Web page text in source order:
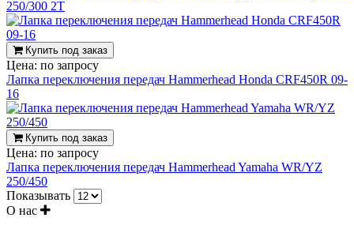
250/300 2T
Купить под заказ
Цена: по запросу
Лапка переключения передач Hammerhead Honda CRF450R 09-
16
Купить под заказ
Цена: по запросу
Лапка переключения передач Hammerhead Yamaha WR/YZ
250/450
Показывать
О нас